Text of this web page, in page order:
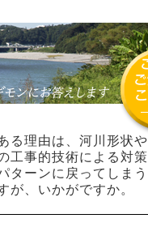
る理由は、河川形状や
工事的技術による対策
ターンに戻ってしまう
が、いかがですか。